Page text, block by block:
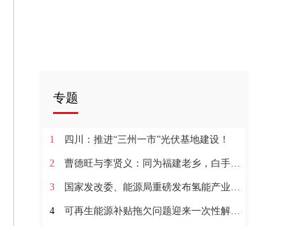
专题
1 四川：推进“三州一市”光伏基地建设！
2 曹德旺与李贤义：同为福建老乡，白手起家，幼年家贫
3 国家发改委、能源局重磅发布氢能产业发展中长期规划
4 可再生能源补贴拖欠问题迎来一次性解决？